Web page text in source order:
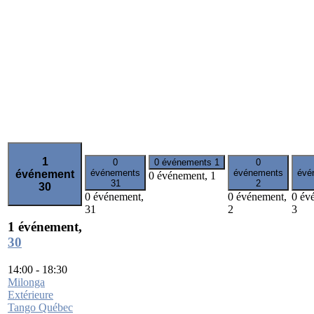
1
événement
30
1 événement,
30
14:00 - 18:30
Milonga
Extérieure
Tango Québec
0
événements
31
0 événement,
31
0 événements 1
0 événement, 1
0
événements
2
0 événement,
2
0
3